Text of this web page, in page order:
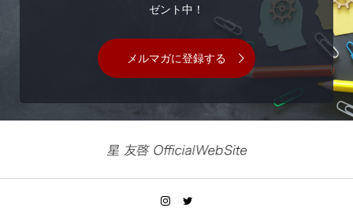
ゼント中！
メルマガに登録する